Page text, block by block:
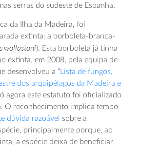
serras do sudeste de Espanha.
da Ilha da Madeira, foi
extinta: a borboleta-branca-
wollastoni). Esta borboleta já tinha
extinta, em 2008, pela equipa de
desenvolveu a “ Lista de fungos,
dos arquipélagos da Madeira e
agora este estatuto foi oficializado
O reconhecimento implica tempo
dúvida razoável sobre a
principalmente porque, ao
a espécie deixa de beneficiar